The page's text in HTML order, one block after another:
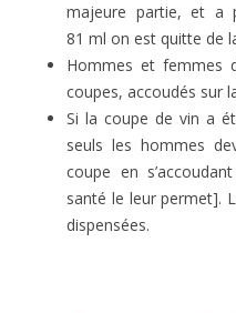
majeure partie, et a
81 ml on est quitte de
Hommes et femmes
coupes, accoudés sur
Si la coupe de vin a
seuls les hommes
coupe en
santé le leur permet].
dispensées.